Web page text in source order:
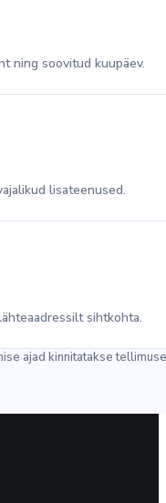
ning soovitud kuupäev.
lisateenused.
sihtkohta.
ajad kinnitatakse